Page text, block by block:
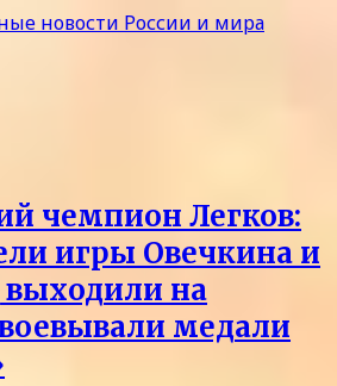
чемпион Легков:
игры Овечкина и
выходили на
медали